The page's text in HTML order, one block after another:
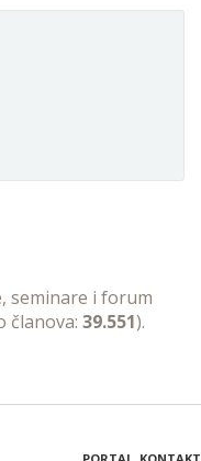
seminare i forum
članova: 39.551).